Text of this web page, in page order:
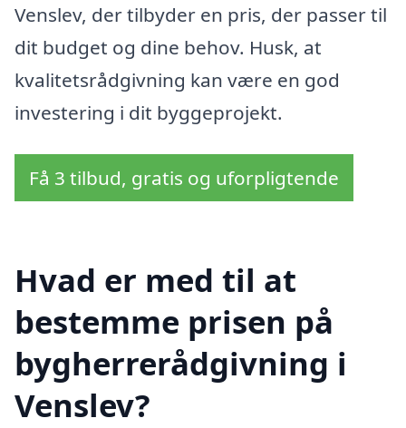
Venslev, der tilbyder en pris, der passer til
dit budget og dine behov. Husk, at
kvalitetsrådgivning kan være en god
investering i dit byggeprojekt.
Få 3 tilbud, gratis og uforpligtende
Hvad er med til at
bestemme prisen på
bygherrerådgivning i
Venslev?